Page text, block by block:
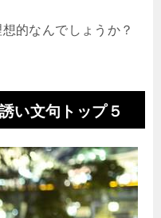
的なんでしょうか？
い文句トップ５